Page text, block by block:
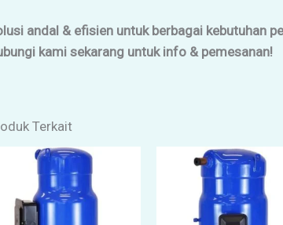
andal & efisien untuk berbagai kebutuhan
kami sekarang untuk info & pemesanan!
Terkait